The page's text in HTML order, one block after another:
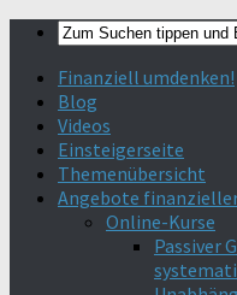
Finanziell umdenken!
Blog
Videos
Einsteigerseite
Themenübersicht
Angebote
Online-Kurse
Passiver